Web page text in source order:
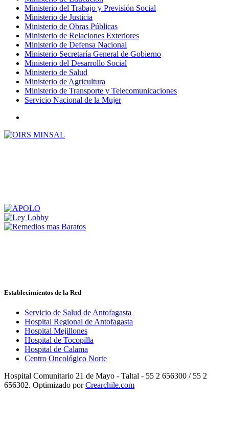
Ministerio del Trabajo y Previsión Social
Ministerio de Justicia
Ministerio de Obras Públicas
Ministerio de Relaciones Exteriores
Ministerio de Defensa Nacional
Ministerio Secretaría General de Gobierno
Ministerio del Desarrollo Social
Ministerio de Salud
Ministerio de Agricultura
Ministerio de Transporte y Telecomunicaciones
Servicio Nacional de la Mujer
Establecimientos de la Red
Servicio de Salud de Antofagasta
Hospital Regional de Antofagasta
Hospital Mejillones
Hospital de Tocopilla
Hospital de Calama
Centro Oncológico Norte
Hospital Comunitario 21 de Mayo - Taltal - 55 2 656300 / 55 2
656302. Optimizado porCrearchile.com